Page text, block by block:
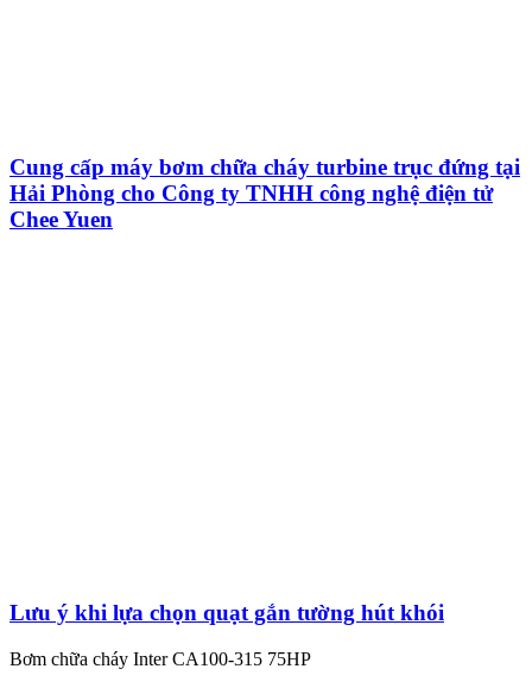
Cung cấp máy bơm chữa cháy turbine trục đứng tại
Hải Phòng cho Công ty TNHH công nghệ điện tử
Chee Yuen
Lưu ý khi lựa chọn quạt gắn tường hút khói
Bơm chữa cháy Inter CA100-315 75HP